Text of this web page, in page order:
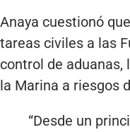
Anaya cuestionó
tareas civiles a las
control de aduanas,
la Marina a riesgos
“Desde un